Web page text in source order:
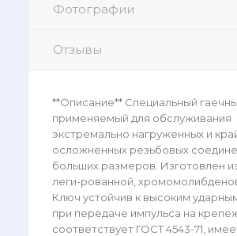
Фотографии
Отзывы
**Описание** Специальный
применяемый для обслуживания
экстремально нагруженных и
осложненных резьбовых
больших размеров. Изготовлен
леги-рованной,
Ключ устойчив к высоким
при передаче импульса на
соответствует ГОСТ 4543-71,